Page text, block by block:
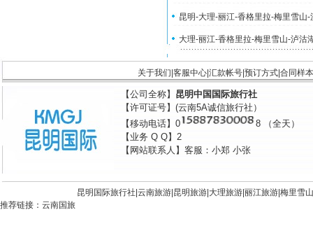
昆明-大理-丽江-香格里拉-梅里雪山
大理-丽江-香格里拉-梅里雪山-泸沽
关于我们 客服中心 汇款帐号 预订方式 合同样本
【公司全称】 昆明中国国际旅行社
【许可证号】(云南5A诚信旅行社）
【移动电话】0
8 （全天）
【业务 Q Q】2
【网站联系人】客服：小郑 小张
昆明国际旅行社| 云南旅游 昆明旅游 大理旅游 丽江旅游 梅里雪山
推荐链接： 云南国旅